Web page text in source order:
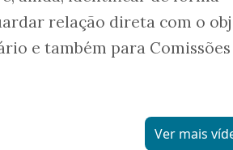
relação direta com o
e também para Comissões
Ver mais